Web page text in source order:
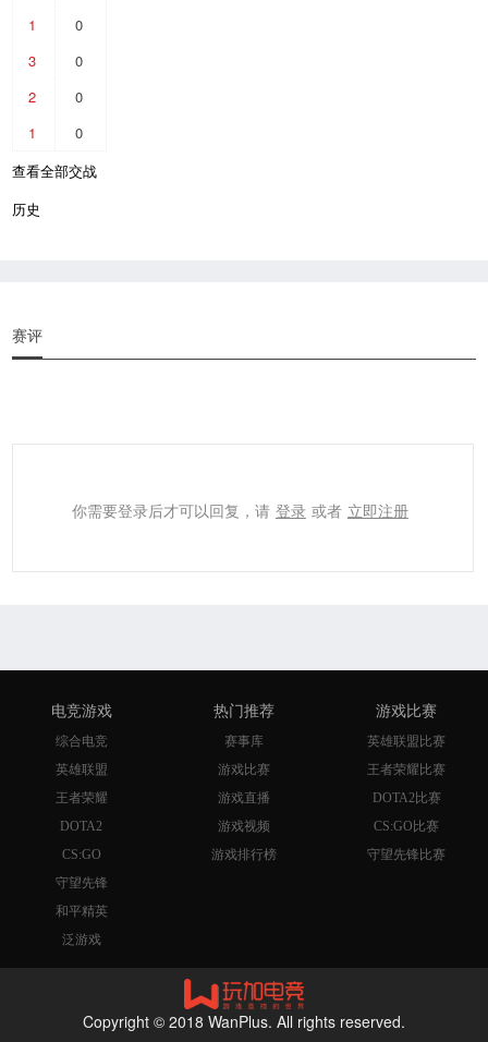
1
0
3
0
2
0
1
0
查看全部交战
历史
赛评
你需要登录后才可以回复，请 登录 或者 立即注册
电竞游戏
综合电竞
英雄联盟
王者荣耀
DOTA2
CS:GO
守望先锋
和平精英
泛游戏
热门推荐
赛事库
游戏比赛
游戏直播
游戏视频
游戏排行榜
游戏比赛
英雄联盟比赛
王者荣耀比赛
DOTA2比赛
CS:GO比赛
守望先锋比赛
Copyright © 2018 WanPlus. All rights reserved.